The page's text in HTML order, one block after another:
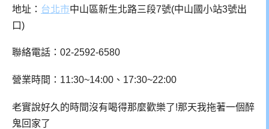
地址： 台北市中山區新生北路三段7號(中山國小站3號出
口)
聯絡電話：02-2592-6580
營業時間：11:30~14:00、17:30~22:00
老實說好久的時間沒有喝得那麼歡樂了!那天我拖著一個醉
鬼回家了